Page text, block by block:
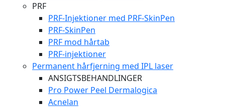
PRF
PRF-Injektioner med PRF-SkinPen
PRF-SkinPen
PRF mod hårtab
PRF-injektioner
Permanent hårfjerning med IPL laser
ANSIGTSBEHANDLINGER
Pro Power Peel Dermalogica
Acnelan